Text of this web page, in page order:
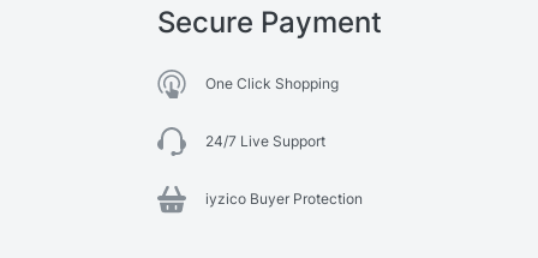
Secure Payment
One Click Shopping
24/7 Live Support
iyzico Buyer Protection